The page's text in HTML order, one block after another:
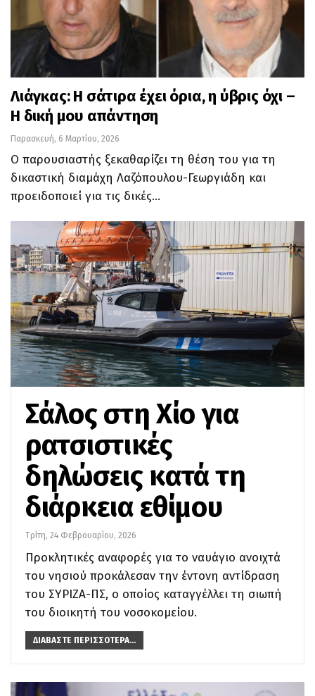
Λιάγκας: Η σάτιρα έχει όρια, η ύβρις όχι –
Η δική μου απάντηση
Παρασκευή, 6 Μαρτίου, 2026
Ο παρουσιαστής ξεκαθαρίζει τη θέση του για τη
δικαστική διαμάχη Λαζόπουλου-Γεωργιάδη και
προειδοποιεί για τις δικές…
Σάλος στη Χίο για
ρατσιστικές
δηλώσεις κατά τη
διάρκεια εθίμου
Τρίτη, 24 Φεβρουαρίου, 2026
Προκλητικές αναφορές για το ναυάγιο ανοιχτά
του νησιού προκάλεσαν την έντονη αντίδραση
του ΣΥΡΙΖΑ-ΠΣ, ο οποίος καταγγέλλει τη σιωπή
του διοικητή του νοσοκομείου.
ΔΙΑΒΆΣΤΕ ΠΕΡΙΣΣΌΤΕΡΑ...